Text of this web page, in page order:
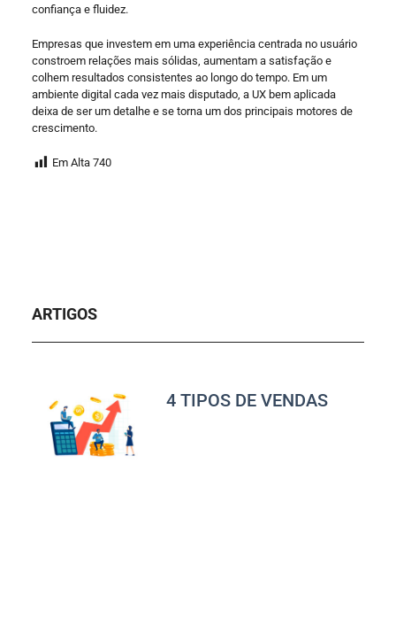
confiança e fluidez.
Empresas que investem em uma experiência centrada no usuário
constroem relações mais sólidas, aumentam a satisfação e
colhem resultados consistentes ao longo do tempo. Em um
ambiente digital cada vez mais disputado, a UX bem aplicada
deixa de ser um detalhe e se torna um dos principais motores de
crescimento.
Em Alta 740
ARTIGOS
4 TIPOS DE VENDAS